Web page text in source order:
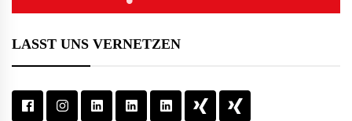
LASST UNS VERNETZEN